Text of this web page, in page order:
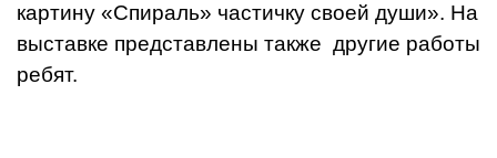
картину «Спираль» частичку своей души». На
выставке представлены также другие работы
ребят.